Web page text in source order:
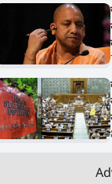
कहा-
राहुल
'छात्रों
साथ